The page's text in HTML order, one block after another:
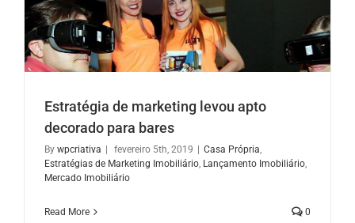
Estratégia de marketing levou apto
decorado para bares
By wpcriativa fevereiro 5th, 2019 Casa Própria,
Estratégias de Marketing Imobiliário, Lançamento Imobiliário,
Mercado Imobiliário
Read More 0